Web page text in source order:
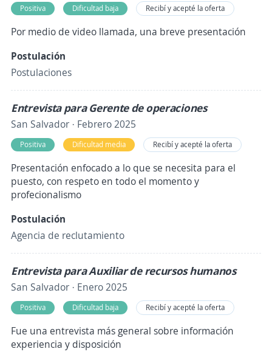
Positiva Dificultad baja Recibí y acepté la oferta
Por medio de video llamada, una breve presentación
Postulación
Postulaciones
Entrevista para Gerente de operaciones
San Salvador · Febrero 2025
Positiva Dificultad media Recibí y acepté la oferta
Presentación enfocado a lo que se necesita para el
puesto, con respeto en todo el momento y
profecionalismo
Postulación
Agencia de reclutamiento
Entrevista para Auxiliar de recursos humanos
San Salvador · Enero 2025
Positiva Dificultad baja Recibí y acepté la oferta
Fue una entrevista más general sobre información
experiencia y disposición